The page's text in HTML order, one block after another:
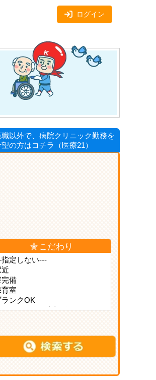
ログイン
以外で、病院クリニック勤務を
望の方はコチラ（医療21）
こだわり